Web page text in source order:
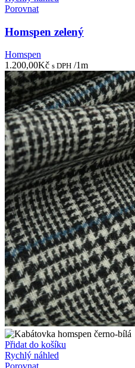
Porovnat
Homspen zelený
Homspen
1.200,00Kč s DPH /1m
Přidat do košíku
Rychlý náhled